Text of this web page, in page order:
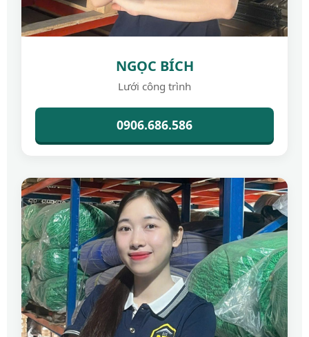
NGỌC BÍCH
Lưới công trình
0906.686.586